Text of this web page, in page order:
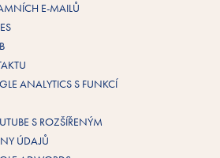
E-MAILŮ
ANALYTICS S FUNKCÍ
S ROZŠÍŘENÝM
ÚDAJŮ